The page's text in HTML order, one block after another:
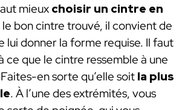
mieux choisir un cintre en
le bon cintre trouvé, il convient de
lui donner la forme requise. Il faut
ce que le cintre ressemble à une
en sorte qu’elle soit la plus
. À l’une des extrémités, vous